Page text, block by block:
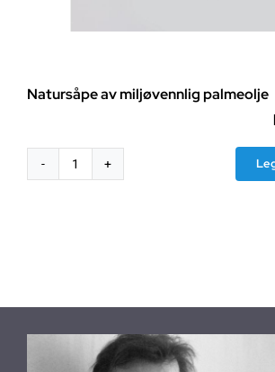
Natursåpe av miljøvennlig palmeolje
Natursåpe